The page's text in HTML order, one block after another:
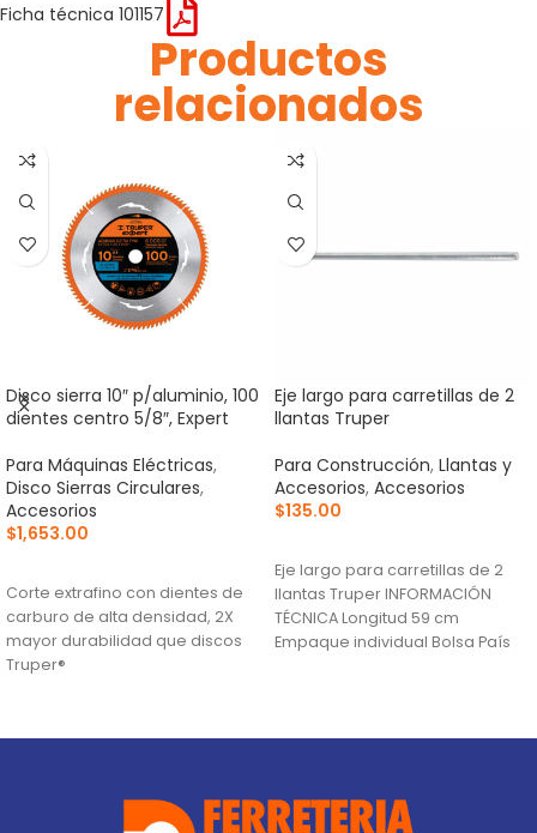
Ficha técnica 101157
Productos
relacionados
Disco sierra 10″ p/aluminio, 100
dientes centro 5/8″, Expert
Para Máquinas Eléctricas,
Disco Sierras Circulares,
Accesorios
$1,653.00
Corte extrafino con dientes de
carburo de alta densidad, 2X
mayor durabilidad que discos
Truper®
proporciona mejor acabado
trapezoidal para cortes limpios
Eje largo para carretillas de 2
llantas Truper
Para Construcción, Llantas y
Accesorios, Accesorios
$135.00
Eje largo para carretillas de 2
llantas Truper INFORMACIÓN
TÉCNICA Longitud 59 cm
Empaque individual Bolsa País